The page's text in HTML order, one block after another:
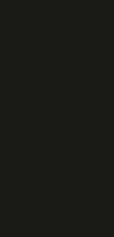
por uma
que o
nós
Temos que